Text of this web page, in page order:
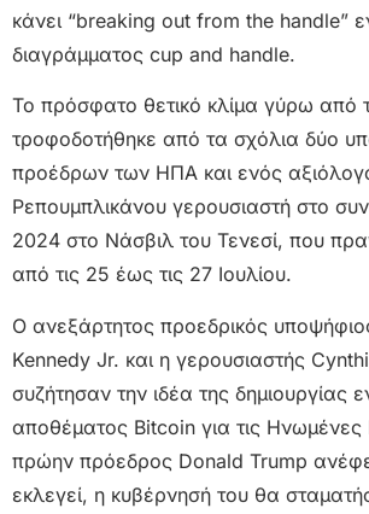
κάνει “breaking out from the handle”
διαγράμματος cup and handle.
Το πρόσφατο θετικό κλίμα γύρω από
τροφοδοτήθηκε από τα σχόλια δύο
προέδρων των ΗΠΑ και ενός
Ρεπουμπλικάνου γερουσιαστή στο
2024 στο Νάσβιλ του Τενεσί, που
από τις 25 έως τις 27 Ιουλίου.
Ο ανεξάρτητος προεδρικός
Kennedy Jr. και η γερουσιαστής
συζήτησαν την ιδέα της δημιουργίας
αποθέματος Bitcoin για τις Ηνωμένες
πρώην πρόεδρος Donald Trump
εκλεγεί, η κυβέρνησή του θα